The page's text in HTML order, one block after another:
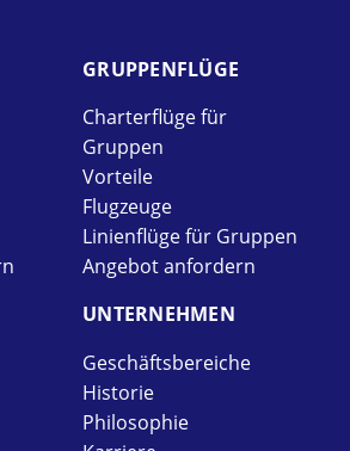
GRUPPEN­FLÜGE
Charterflüge für
Gruppen
Vorteile
Flugzeuge
Linienflüge für Gruppen
Angebot anfordern
UNTER­NEHMEN
Geschäftsbereiche
Historie
Philosophie